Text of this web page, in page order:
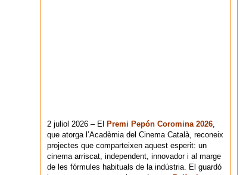
2 juliol 2026 – El Premi Pepón Coromina 2026,
que atorga l’Acadèmia del Cinema Català, reconeix
projectes que comparteixen aquest esperit: un
cinema arriscat, independent, innovador i al marge
de les fórmules habituals de la indústria. El guardó